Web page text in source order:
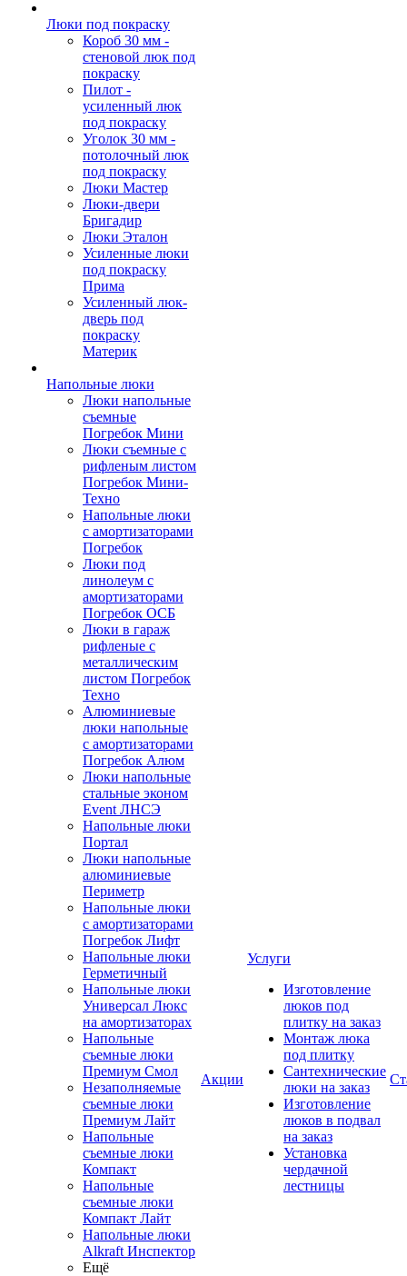
Люки под покраску
Короб 30 мм -
стеновой люк под
покраску
Пилот -
усиленный люк
под покраску
Уголок 30 мм -
потолочный люк
под покраску
Люки Мастер
Люки-двери
Бригадир
Люки Эталон
Усиленные люки
под покраску
Прима
Усиленный люк-
дверь под
покраску
Материк
Напольные люки
Люки напольные
съемные
Погребок Мини
Люки съемные с
рифленым листом
Погребок Мини-
Техно
Напольные люки
с амортизаторами
Погребок
Люки под
линолеум с
амортизаторами
Погребок ОСБ
Люки в гараж
рифленые с
металлическим
листом Погребок
Техно
Алюминиевые
люки напольные
с амортизаторами
Погребок Алюм
Люки напольные
стальные эконом
Event ЛНСЭ
Напольные люки
Портал
Люки напольные
алюминиевые
Периметр
Напольные люки
с амортизаторами
Погребок Лифт
Напольные люки
Герметичный
Напольные люки
Универсал Люкс
на амортизаторах
Напольные
съемные люки
Премиум Смол
Незаполняемые
съемные люки
Премиум Лайт
Напольные
съемные люки
Компакт
Напольные
съемные люки
Компакт Лайт
Напольные люки
Alkraft Инспектор
Ещё
Акции
Услуги
Изготовление
люков под
плитку на заказ
Монтаж люка
под плитку
Сантехнические
люки на заказ
Изготовление
люков в подвал
на заказ
Установка
чердачной
лестницы